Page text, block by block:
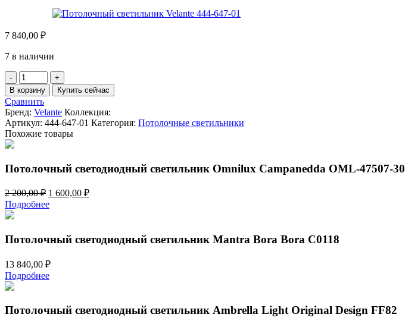
7 840,00 ₽
7 в наличии
Количество
товара
Потолочный
светильник
Velante
444-
647-
В корзину Купить сейчас
Сравнить
Бренд: Velante Коллекция:
Артикул: 444-647-01 Категория: Потолочные светильники
Похожие товары
Потолочный светодиодный светильник Omnilux Campanedda OML-47507-30
2 200,00₽ Первоначальная
цена
составляла
200,00 ₽.
1 600,00 ₽Текущая
Подробнее
Потолочный светодиодный светильник Mantra Bora Bora C0118
13 840,00 ₽
Подробнее
Потолочный светодиодный светильник Ambrella Light Original Design FF82